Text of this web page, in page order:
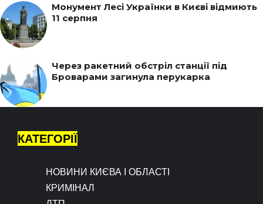
Монумент Лесі Українки в Києві відмиють
11 серпня
Через ракетний обстріл станції під
Броварами загинула перукарка
КАТЕГОРІЇ
НОВИНИ КИЄВА І ОБЛАСТІ
КРИМІНАЛ